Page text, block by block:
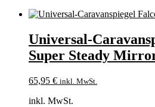
Universal-
Super Steady
65,95 € inkl. MwSt.
inkl. MwSt.